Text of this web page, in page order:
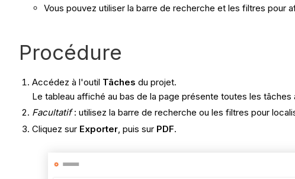
Vous pouvez utiliser la barre de recherche et les filtres pour
Procédure
Accédez à l'outil Tâches du projet.
Le tableau affiché au bas de la page présente toutes les
Facultatif: utilisez la barre de recherche ou les filtres pour
Cliquez sur Exporter, puis sur PDF.